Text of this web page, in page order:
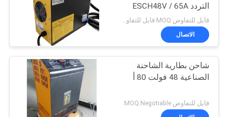
التردد ESCH48V / 65A
48v 65A
الاتصال
شاحن بطارية الشاحنة
الصناعية 48 فولت 80 أ
قابل للتفاوض MOQ:Negotiable